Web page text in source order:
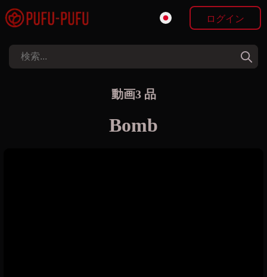
ログイン
動画3 品
Bomb